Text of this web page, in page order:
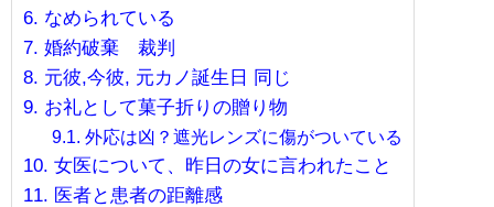
なめられている
婚約破棄 裁判
元彼,今彼, 元カノ誕生日 同じ
お礼として菓子折りの贈り物
外応は凶？遮光レンズに傷がついている
女医について、昨日の女に言われたこと
医者と患者の距離感